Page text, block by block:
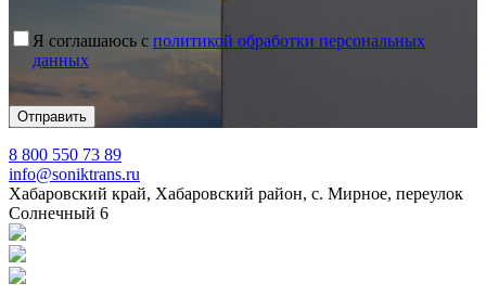
Я соглашаюсь с политикой обработки персональных
данных
8 800 550 73 89
info@soniktrans.ru
Хабаровский край, Хабаровский район, с. Мирное, переулок
Солнечный 6